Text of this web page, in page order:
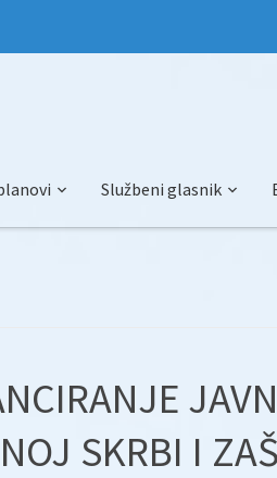
Službeni glasnik
SKRBI I